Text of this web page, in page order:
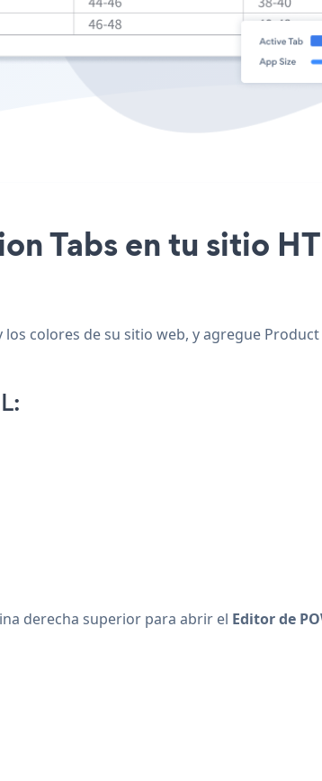
Tabs en tu sitio
colores de su sitio web, y agregue
derecha superior para abrir el Editor de